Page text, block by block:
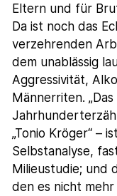
Eltern und für
Da ist noch das
verzehrenden
dem unablässig
Aggressivität,
Männerriten.
„Tonio Kröger“ –
Selbstanalyse,
Milieustudie; und
den es nicht